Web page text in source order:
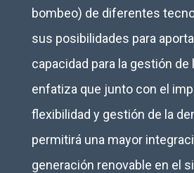
bombeo) de diferentes
sus posibilidades para
capacidad para la gestión de
enfatiza que junto con el
flexibilidad y gestión de la
permitirá una mayor
generación renovable en el